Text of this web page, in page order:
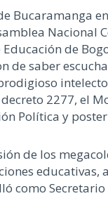
Bucaramanga
Nacional
Educación de
de saber
2277, el
Política y
de los
educativas,
como